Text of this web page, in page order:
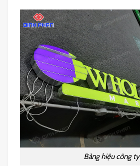
Bảng hiệu công ty